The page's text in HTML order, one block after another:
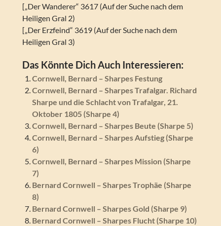
[„Der Wanderer“ 3617 (Auf der Suche nach dem
Heiligen Gral 2)
[„Der Erzfeind“ 3619 (Auf der Suche nach dem
Heiligen Gral 3)
Das Könnte Dich Auch Interessieren:
Cornwell, Bernard – Sharpes Festung
Cornwell, Bernard – Sharpes Trafalgar. Richard
Sharpe und die Schlacht von Trafalgar, 21.
Oktober 1805 (Sharpe 4)
Cornwell, Bernard – Sharpes Beute (Sharpe 5)
Cornwell, Bernard – Sharpes Aufstieg (Sharpe
6)
Cornwell, Bernard – Sharpes Mission (Sharpe
7)
Bernard Cornwell – Sharpes Trophäe (Sharpe
8)
Bernard Cornwell – Sharpes Gold (Sharpe 9)
Bernard Cornwell – Sharpes Flucht (Sharpe 10)